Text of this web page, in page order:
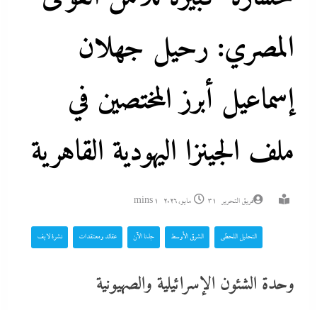
المصري: رحيل جهلان
إسماعيل أبرز المختصين في
ملف الجينزا اليهودية القاهرية
فريق التحرير 31 مايو، 2026 1 mins
التحليل اللحظي الشرق الأوسط جاءنا الآن عقائد ومعتقدات نشرة لايف
وحدة الشئون الإسرائيلية والصهيونية